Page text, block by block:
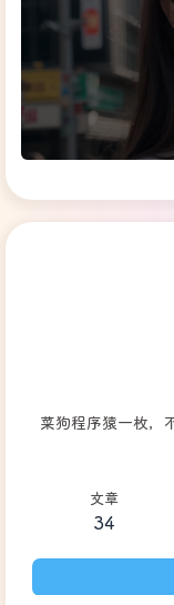
菜狗程序猿一枚，
文章
34